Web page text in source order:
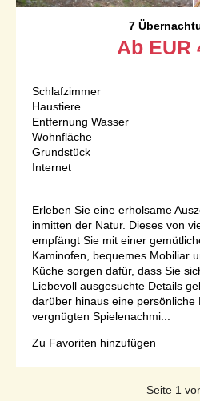
7
Ab EUR
Schlafzimmer
Haustiere
Entfernung Wasser
Wohnfläche
Grundstück
Internet
Erleben Sie eine erholsame
inmitten der Natur. Dieses von
empfängt Sie mit einer
Kaminofen, bequemes Mobiliar
Küche sorgen dafür, dass Sie
Liebevoll ausgesuchte Details
darüber hinaus eine persönliche
vergnügten Spielenachmi...
Zu Favoriten hinzufügen
Seite 1